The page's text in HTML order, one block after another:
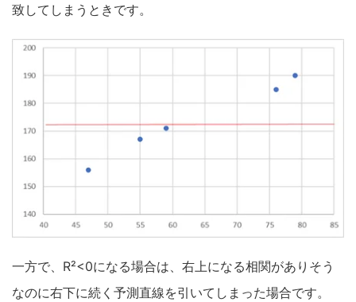
致してしまうときです。
一方で、R²<0になる場合は、右上になる相関がありそう
なのに右下に続く予測直線を引いてしまった場合です。